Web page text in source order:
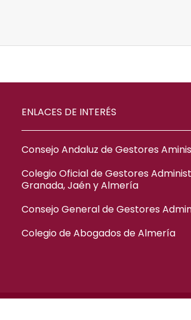
ENLACES DE INTERÉS
Consejo Andaluz de Gestores
Colegio Oficial de Gestores
Granada, Jaén y Almería
Consejo General de Gestores
Colegio de Abogados de Almería